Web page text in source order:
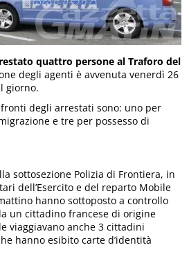
quattro persone al Traforo del
degli agenti è avvenuta venerdì 26
giorno.
degli arrestati sono: uno per
e tre per possesso di
sottosezione Polizia di Frontiera, in
dell’Esercito e del reparto Mobile
hanno sottoposto a controllo
un cittadino francese di origine
viaggiavano anche 3 cittadini
hanno esibito carte d’identità